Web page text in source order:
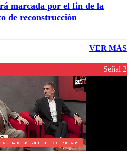
marcada por el fin de la
de reconstrucción
VER MÁS
Señal 2